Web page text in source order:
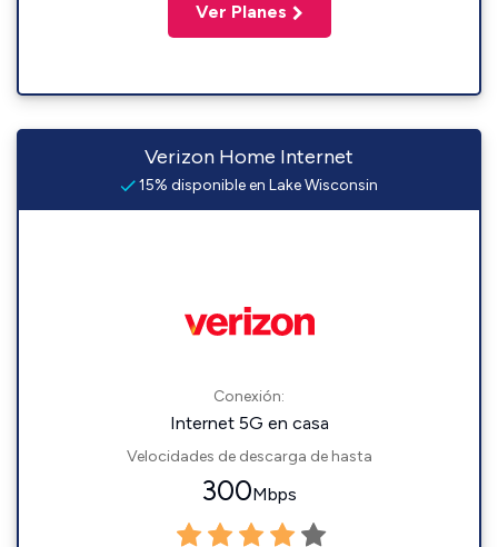
Ver Planes
Verizon Home Internet
15% disponible en Lake Wisconsin
Conexión:
Internet 5G en casa
Velocidades de descarga de hasta
300Mbps